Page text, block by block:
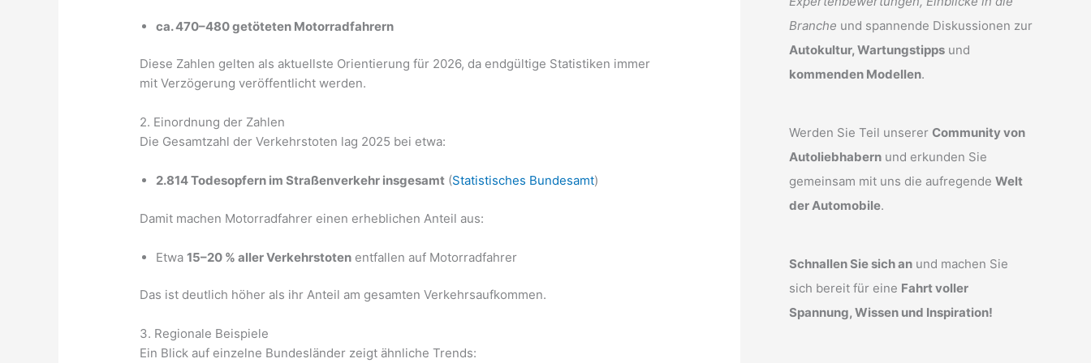
ca. 470–480 getöteten Motorradfahrern
Diese Zahlen gelten als aktuellste Orientierung für 2026, da endgültige Statistiken immer
mit Verzögerung veröffentlicht werden.
2. Einordnung der Zahlen
Die Gesamtzahl der Verkehrstoten lag 2025 bei etwa:
2.814 Todesopfern im Straßenverkehr insgesamt (Statistisches Bundesamt)
Damit machen Motorradfahrer einen erheblichen Anteil aus:
Etwa15–20 % aller Verkehrstoten entfallen auf Motorradfahrer
Das ist deutlich höher als ihr Anteil am gesamten Verkehrsaufkommen.
3. Regionale Beispiele
Ein Blick auf einzelne Bundesländer zeigt ähnliche Trends:
Branche und spannende Diskussionen zur
Autokultur, Wartungstipps und
kommenden Modellen.
Werden Sie Teil unserer Community von
Autoliebhabern und erkunden Sie
gemeinsam mit uns die aufregende Welt
der Automobile.
Schnallen Sie sich an und machen Sie
sich bereit für eine Fahrt voller
Spannung, Wissen und Inspiration!